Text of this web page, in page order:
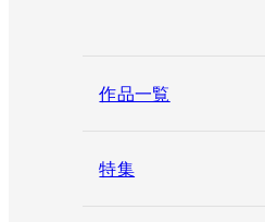
作品一覧
特集